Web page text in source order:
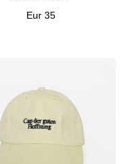
Eur 35